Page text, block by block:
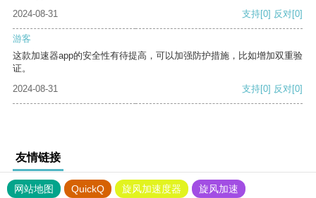
2024-08-31
支持[0] 反对[0]
游客
这款加速器app的安全性有待提高，可以加强防护措施，比如增加双重验
证。
2024-08-31
支持[0] 反对[0]
友情链接
网站地图 QuickQ 旋风加速度器
旋风加速